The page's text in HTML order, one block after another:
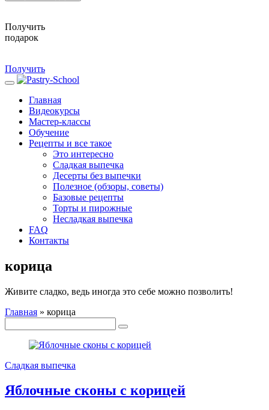
Получить
подарок
Получить
Главная
Видеокурсы
Мастер-классы
Обучение
Рецепты и все такое
Это интересно
Сладкая выпечка
Десерты без выпечки
Полезное (обзоры, советы)
Базовые рецепты
Торты и пирожные
Несладкая выпечка
FAQ
Контакты
корица
Живите сладко, ведь иногда это себе можно позволить!
Главная » корица
Сладкая выпечка
Яблочные сконы с корицей